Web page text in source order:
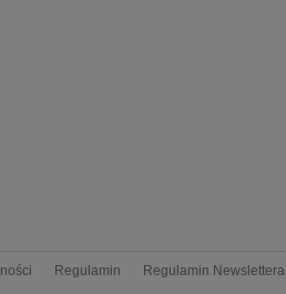
Regulamin Regulamin Newslettera